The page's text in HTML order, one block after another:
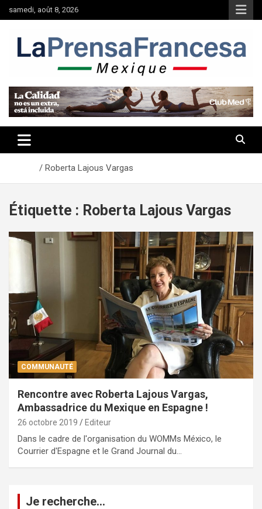
au
samedi, août 8, 2026
Roberta Lajous Vargas
Étiquette : Roberta Lajous Vargas
COMMUNAUTÉ
Rencontre avec Roberta Lajous Vargas,
Ambassadrice du Mexique en Espagne !
26 octobre 2019 Editeur
Dans le cadre de l'organisation du WOMMs México, le
Courrier d'Espagne et le Grand Journal du…
Je recherche…